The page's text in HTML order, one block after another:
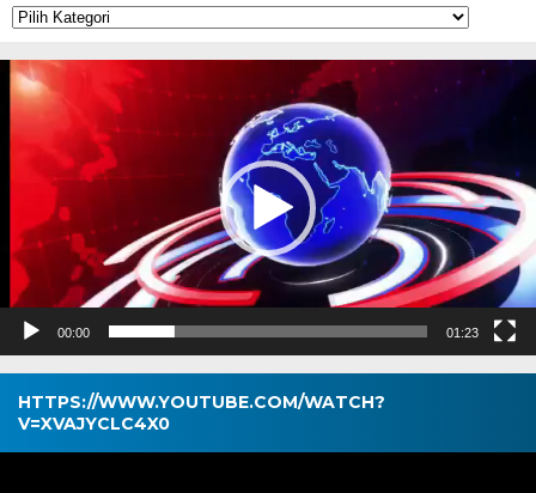
Kategori
Pemutar
Video
00:00 01:23
HTTPS://WWW.YOUTUBE.COM/WATCH?
V=XVAJYCLC4X0
Pemutar